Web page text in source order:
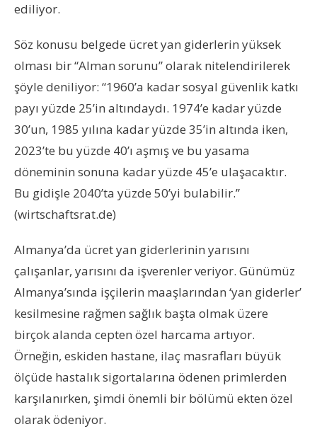
ediliyor.
Söz konusu belgede ücret yan giderlerin yüksek
olması bir “Alman sorunu” olarak nitelendirilerek
şöyle deniliyor: “1960’a kadar sosyal güvenlik katkı
payı yüzde 25’in altındaydı. 1974’e kadar yüzde
30’un, 1985 yılına kadar yüzde 35’in altında iken,
2023’te bu yüzde 40’ı aşmış ve bu yasama
döneminin sonuna kadar yüzde 45’e ulaşacaktır.
Bu gidişle 2040’ta yüzde 50’yi bulabilir.”
(wirtschaftsrat.de)
Almanya’da ücret yan giderlerinin yarısını
çalışanlar, yarısını da işverenler veriyor. Günümüz
Almanya’sında işçilerin maaşlarından ‘yan giderler’
kesilmesine rağmen sağlık başta olmak üzere
birçok alanda cepten özel harcama artıyor.
Örneğin, eskiden hastane, ilaç masrafları büyük
ölçüde hastalık sigortalarına ödenen primlerden
karşılanırken, şimdi önemli bir bölümü ekten özel
olarak ödeniyor.